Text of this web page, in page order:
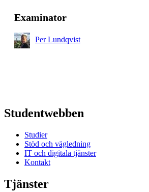
Examinator
Per Lundqvist
Studentwebben
Studier
Stöd och vägledning
IT och digitala tjänster
Kontakt
Tjänster